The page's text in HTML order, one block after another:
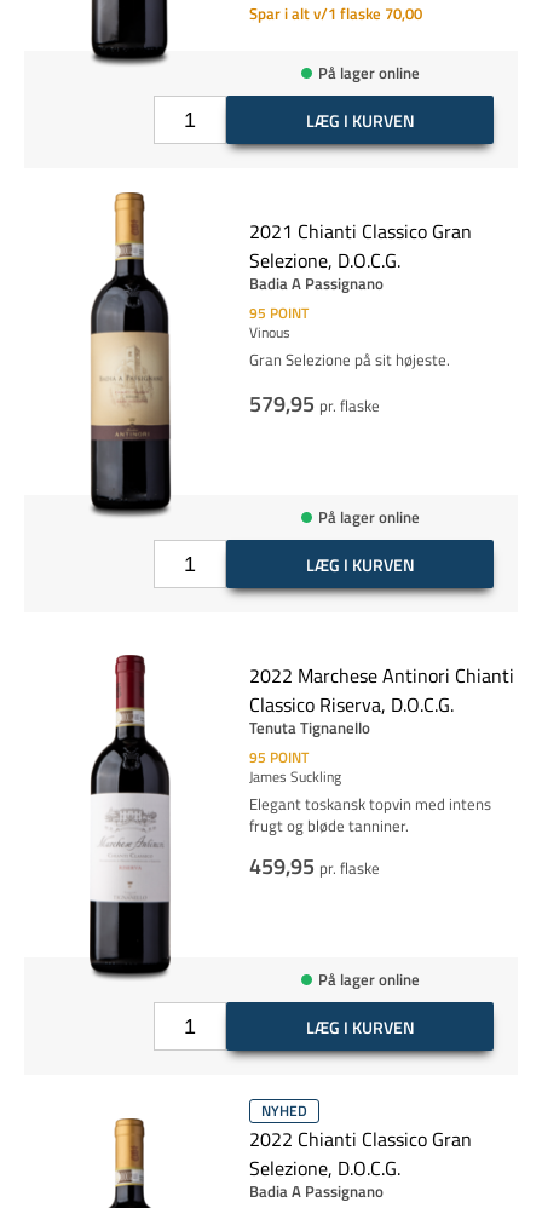
Spar i alt v/1 flaske 70,00
På lager online
LÆG I KURVEN
2021 Chianti Classico Gran
Selezione, D.O.C.G.
Badia A Passignano
95 POINT
Vinous
Gran Selezione på sit højeste.
579,95 pr. flaske
På lager online
LÆG I KURVEN
2022 Marchese Antinori Chianti
Classico Riserva, D.O.C.G.
Tenuta Tignanello
95 POINT
James Suckling
Elegant toskansk topvin med intens
frugt og bløde tanniner.
459,95 pr. flaske
På lager online
LÆG I KURVEN
NYHED
2022 Chianti Classico Gran
Selezione, D.O.C.G.
Badia A Passignano